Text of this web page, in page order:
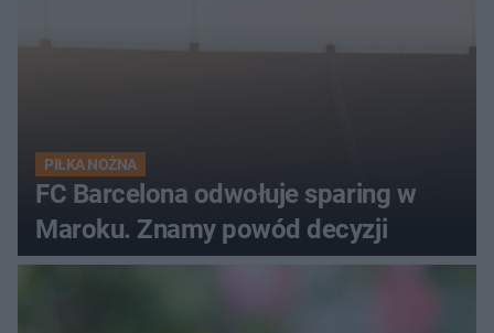
PIŁKA NOŻNA
FC Barcelona odwołuje sparing w
Maroku. Znamy powód decyzji